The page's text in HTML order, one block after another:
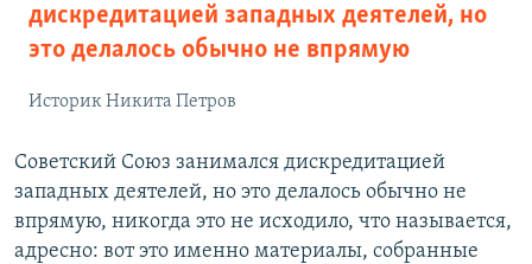
дискредитацией западных деятелей, но
это делалось обычно не впрямую
Историк Никита Петров
Советский Союз занимался дискредитацией
западных деятелей, но это делалось обычно не
впрямую, никогда это не исходило, что называется,
адресно: вот это именно материалы, собранные